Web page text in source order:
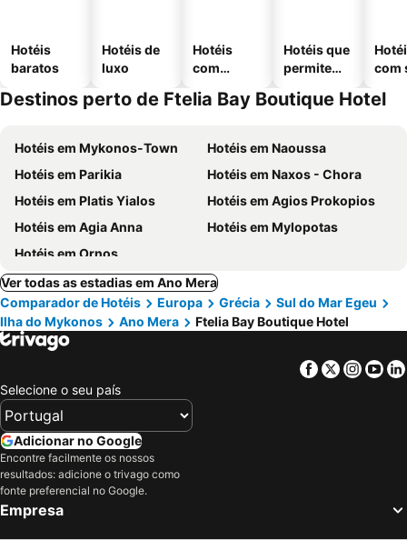
Hotéis
baratos
Hotéis de
luxo
Hotéis
com
Hotéis que
permitem
com
Destinos perto de Ftelia Bay Boutique Hotel
Hotéis em Mykonos-Town
Hotéis em Naoussa
Hotéis em Parikia
Hotéis em Naxos - Chora
Hotéis em Platis Yialos
Hotéis em Agios Prokopios
Hotéis em Agia Anna
Hotéis em Mylopotas
Hotéis em Ornos
Ver todas as estadias em Ano Mera
Comparador de Hotéis
Europa Grécia
Sul do Mar Egeu
Ilha do Mykonos
Ano Mera Ftelia Bay Boutique Hotel
Facebook
Twitter
Selecione o seu país
Adicionar no Google
Encontre facilmente os nossos
resultados: adicione o trivago como
fonte preferencial no Google.
Empresa